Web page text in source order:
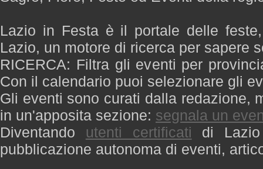
Lazio in Festa è il portale delle
Lazio, un motore di ricerca per sapere
RICERCA: Filtra gli eventi per
Con il calendario puoi selezionare gli
Gli eventi sono curati dalla redazione,
in un'apposita sezione: segnala un
Diventando utenti certificati di
pubblicazione autonoma di eventi,